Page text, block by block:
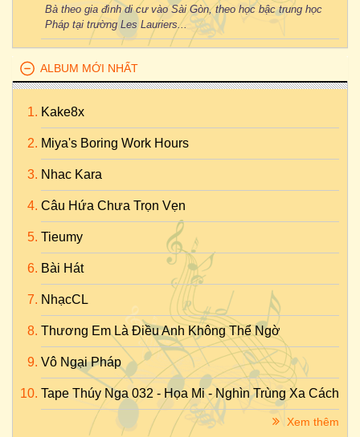
Bà theo gia đình di cư vào Sài Gòn, theo học bậc trung học
Pháp tại trường Les Lauriers...
ALBUM MỚI NHẤT
Kake8x
Miya's Boring Work Hours
Nhac Kara
Câu Hứa Chưa Trọn Vẹn
Tieumy
Bài Hát
NhạcCL
Thương Em Là Điều Anh Không Thể Ngờ
Vô Ngại Pháp
Tape Thúy Nga 032 - Họa Mi - Nghìn Trùng Xa Cách
Xem thêm